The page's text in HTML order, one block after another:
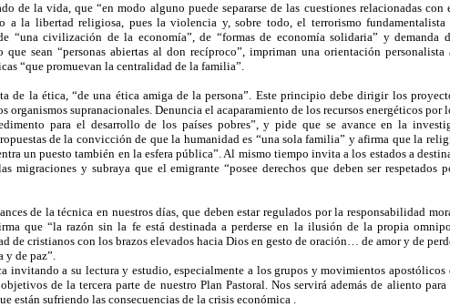
de la vida, que “en modo alguno puede separarse de las cuestiones relacionadas
a la libertad religiosa, pues la violencia y, sobre todo, el terrorismo fundamentalista
“una civilización de la economía”, de “formas de economía solidaria” y demanda
sean “personas abiertas al don recíproco”, impriman una orientación
“que promuevan la centralidad de la familia”.
de la ética, “de una ética amiga de la persona”. Este principio debe dirigir los
supranacionales. Denuncia el acaparamiento de los recursos energéticos por
para el desarrollo de los países pobres”, y pide que se avance en la
de la convicción de que la humanidad es “una sola familia” y afirma que la
un puesto también en la esfera pública”. Al mismo tiempo invita a los estados a
migraciones y subraya que el emigrante “posee derechos que deben ser respetados
de la técnica en nuestros días, que deben estar regulados por la responsabilidad
que “la razón sin la fe está destinada a perderse en la ilusión de la propia
de cristianos con los brazos elevados hacia Dios en gesto de oración… de amor y de
y de paz”.
invitando a su lectura y estudio, especialmente a los grupos y movimientos apostólicos
de la tercera parte de nuestro Plan Pastoral. Nos servirá además de aliento
están sufriendo las consecuencias de la crisis económica .